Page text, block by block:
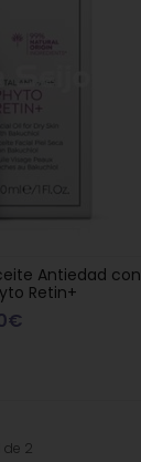
Antiedad con
Retin+
de 2